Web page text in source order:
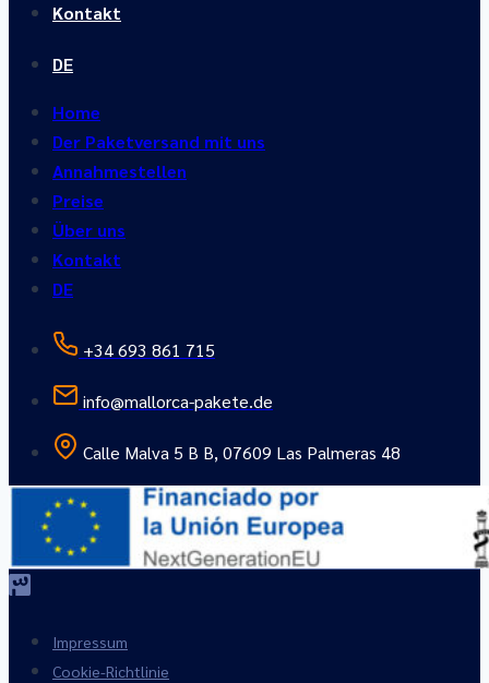
Kontakt
DE
Home
Der Paketversand mit uns
Annahmestellen
Preise
Über uns
Kontakt
DE
+34 693 861 715
info@mallorca-pakete.de
Calle Malva 5 B B, 07609 Las Palmeras 48
Impressum
Cookie-Richtlinie